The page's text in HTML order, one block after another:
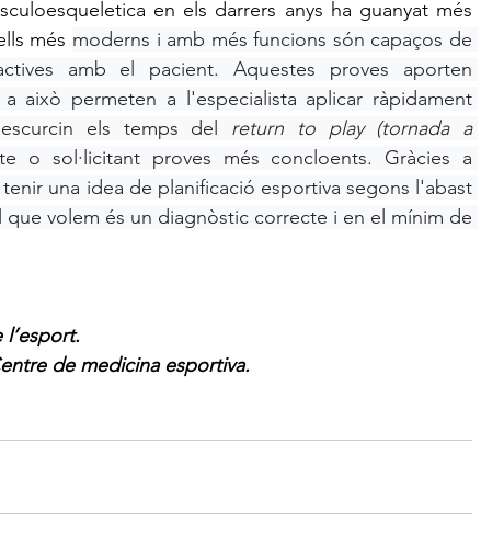
més moderns i amb més funcions són capaços de
amb el pacient. Aquestes proves aporten
això permeten a l'especialista aplicar ràpidament
els temps del return to play (tornada a
o sol·licitant proves més concloents. Gràcies a
una idea de planificació esportiva segons l'abast
volem és un diagnòstic correcte i en el mínim de
de medicina esportiva.